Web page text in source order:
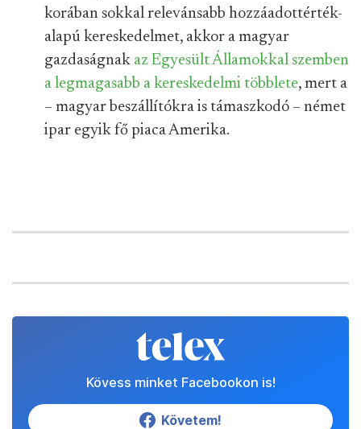
korában sokkal relevánsabb hozzáadottérték-
alapú kereskedelmet, akkor a magyar
gazdaságnak az Egyesült Államokkal szemben
a legmagasabb a kereskedelmi többlete, mert a
– magyar beszállítókra is támaszkodó – német
ipar egyik fő piaca Amerika.
Kövess minket Facebookon is!
Követem!